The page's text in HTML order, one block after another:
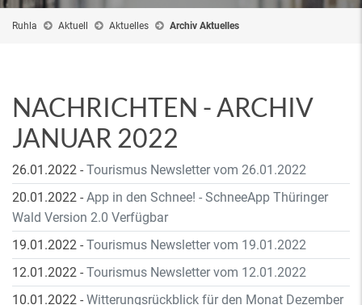
Ruhla Aktuell Aktuelles Archiv Aktuelles
NACHRICHTEN - ARCHIV
JANUAR 2022
26.01.2022 - Tourismus Newsletter vom 26.01.2022
20.01.2022 - App in den Schnee! - SchneeApp Thüringer
Wald Version 2.0 Verfügbar
19.01.2022 - Tourismus Newsletter vom 19.01.2022
12.01.2022 - Tourismus Newsletter vom 12.01.2022
10.01.2022 - Witterungsrückblick für den Monat Dezember